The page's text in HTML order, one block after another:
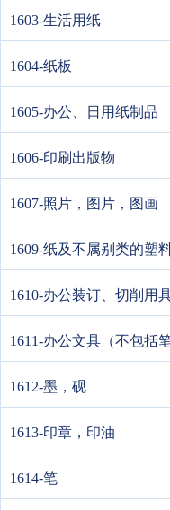
1603-生活用纸
1604-纸板
1605-办公、日用纸制品
1606-印刷出版物
1607-照片，图片，图画
1609-纸及不属别类的塑
1610-办公装订、切削用
1611-办公文具（不包括
1612-墨，砚
1613-印章，印油
1614-笔